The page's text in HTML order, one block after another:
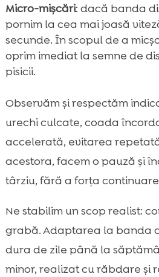
Micro-mișcări: dacă banda
pornim la cea mai joasă
secunde. În scopul de a
oprim imediat la semne de
pisicii.
Observăm și respectăm
urechi culcate, coada
accelerată, evitarea
acestora, facem o pauză și
târziu, fără a forța
Ne stabilim un scop realist:
grabă. Adaptarea la banda
dura de zile până la
minor, realizat cu răbdare și